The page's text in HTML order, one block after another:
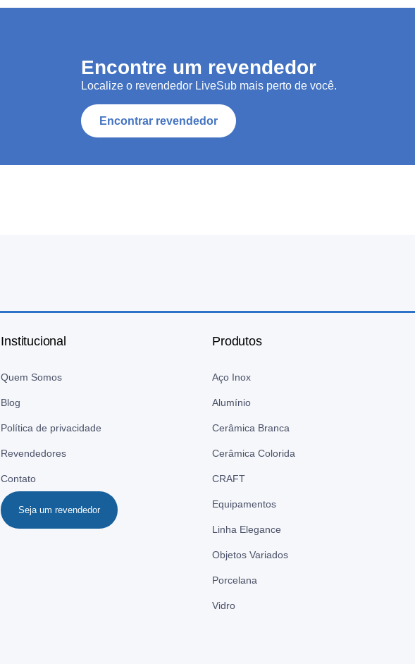
Encontre um revendedor
Localize o revendedor LiveSub mais perto de você.
Encontrar revendedor
Institucional
Quem Somos
Blog
Política de privacidade
Revendedores
Contato
Seja um revendedor
Produtos
Aço Inox
Alumínio
Cerâmica Branca
Cerâmica Colorida
CRAFT
Equipamentos
Linha Elegance
Objetos Variados
Porcelana
Vidro